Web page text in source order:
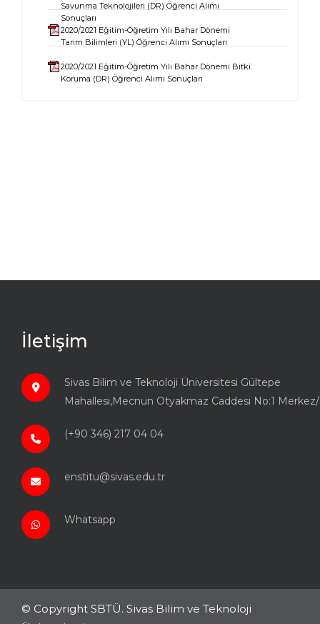
Savunma Teknolojileri (DR) Öğrenci Alımı
Sonuçları
2020/2021 Eğitim-Öğretim Yılı Bahar Dönemi
Tarım Bilimleri (YL) Öğrenci Alımı Sonuçları
2020/2021 Eğitim-Öğretim Yılı Bahar Dönemi Bitki
Koruma (DR) Öğrenci Alımı Sonuçları
İletişim
Sivas Bilim ve Teknoloji Üniversitesi Gültepe
Mahallesi,Mecnun Otyakmaz Caddesi No:1
(+90 346) 217 04 04
enstitu@sivas.edu.tr
Whatsapp
© Copyright SBTÜ. Sivas Bilim ve Teknoloji